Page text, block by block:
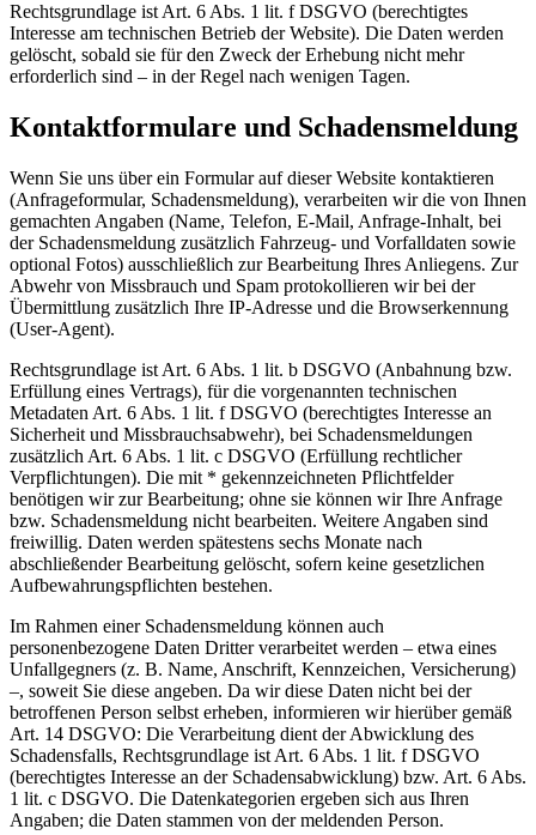
Rechtsgrundlage ist Art. 6 Abs. 1 lit. f DSGVO (berechtigtes
Interesse am technischen Betrieb der Website). Die Daten werden
gelöscht, sobald sie für den Zweck der Erhebung nicht mehr
erforderlich sind – in der Regel nach wenigen Tagen.
Kontaktformulare und Schadensmeldung
Wenn Sie uns über ein Formular auf dieser Website kontaktieren
(Anfrageformular, Schadensmeldung), verarbeiten wir die von Ihnen
gemachten Angaben (Name, Telefon, E-Mail, Anfrage-Inhalt, bei
der Schadensmeldung zusätzlich Fahrzeug- und Vorfalldaten sowie
optional Fotos) ausschließlich zur Bearbeitung Ihres Anliegens. Zur
Abwehr von Missbrauch und Spam protokollieren wir bei der
Übermittlung zusätzlich Ihre IP-Adresse und die Browserkennung
(User-Agent).
Rechtsgrundlage ist Art. 6 Abs. 1 lit. b DSGVO (Anbahnung bzw.
Erfüllung eines Vertrags), für die vorgenannten technischen
Metadaten Art. 6 Abs. 1 lit. f DSGVO (berechtigtes Interesse an
Sicherheit und Missbrauchsabwehr), bei Schadensmeldungen
zusätzlich Art. 6 Abs. 1 lit. c DSGVO (Erfüllung rechtlicher
Verpflichtungen). Die mit * gekennzeichneten Pflichtfelder
benötigen wir zur Bearbeitung; ohne sie können wir Ihre Anfrage
bzw. Schadensmeldung nicht bearbeiten. Weitere Angaben sind
freiwillig. Daten werden spätestens sechs Monate nach
abschließender Bearbeitung gelöscht, sofern keine gesetzlichen
Aufbewahrungspflichten bestehen.
Im Rahmen einer Schadensmeldung können auch
personenbezogene Daten Dritter verarbeitet werden – etwa eines
Unfallgegners (z. B. Name, Anschrift, Kennzeichen, Versicherung)
–, soweit Sie diese angeben. Da wir diese Daten nicht bei der
betroffenen Person selbst erheben, informieren wir hierüber gemäß
Art. 14 DSGVO: Die Verarbeitung dient der Abwicklung des
Schadensfalls, Rechtsgrundlage ist Art. 6 Abs. 1 lit. f DSGVO
(berechtigtes Interesse an der Schadensabwicklung) bzw. Art. 6 Abs.
1 lit. c DSGVO. Die Datenkategorien ergeben sich aus Ihren
Angaben; die Daten stammen von der meldenden Person.